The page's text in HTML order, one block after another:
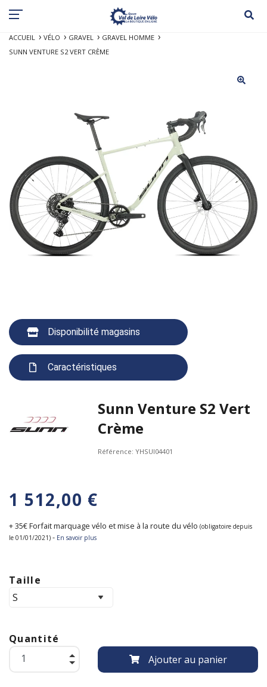
ACCUEIL VÉLO GRAVEL
GRAVEL HOMME
SUNN VENTURE S2 VERT CRÈME
Disponibilité magasins
Caractéristiques
Sunn Venture S2 Vert
Crème
Référence:YHSUI04401
1 512,00 €
+ 35€ Forfait marquage vélo et mise à la route du vélo (obligatoire depuis
le 01/01/2021) - En savoir plus
Taille
Quantité
Ajouter au panier